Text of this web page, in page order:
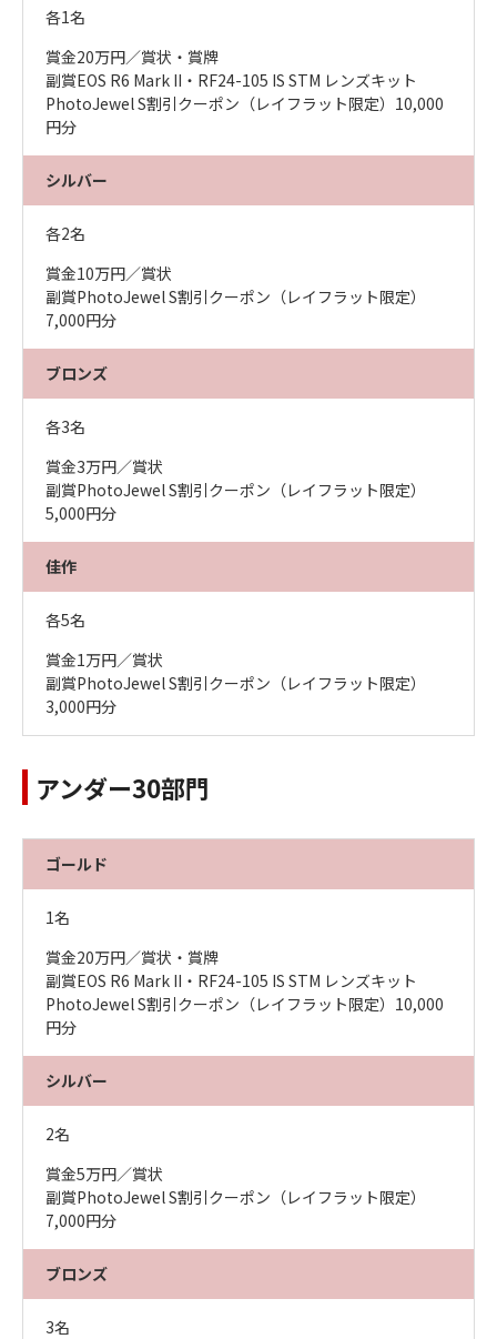
各1名
賞金20万円／賞状・賞牌
副賞EOS R6 Mark II・RF24-105 IS STM レンズキット
PhotoJewel S割引クーポン（レイフラット限定）10,000
円分
シルバー
各2名
賞金10万円／賞状
副賞PhotoJewel S割引クーポン（レイフラット限定）
7,000円分
ブロンズ
各3名
賞金3万円／賞状
副賞PhotoJewel S割引クーポン（レイフラット限定）
5,000円分
佳作
各5名
賞金1万円／賞状
副賞PhotoJewel S割引クーポン（レイフラット限定）
3,000円分
アンダー30部門
ゴールド
1名
賞金20万円／賞状・賞牌
副賞EOS R6 Mark II・RF24-105 IS STM レンズキット
PhotoJewel S割引クーポン（レイフラット限定）10,000
円分
シルバー
2名
賞金5万円／賞状
副賞PhotoJewel S割引クーポン（レイフラット限定）
7,000円分
ブロンズ
3名